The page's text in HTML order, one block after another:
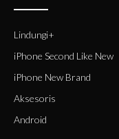
Lindungi+
iPhone Second Like New
iPhone New Brand
Aksesoris
Android